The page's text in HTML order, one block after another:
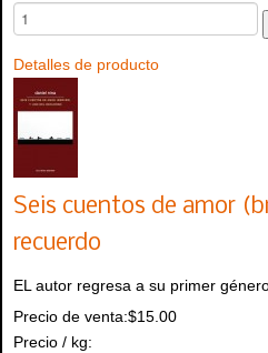
Detalles de producto
Seis cuentos de amor
recuerdo
EL autor regresa a su primer
Precio de venta:$15.00
Precio / kg: